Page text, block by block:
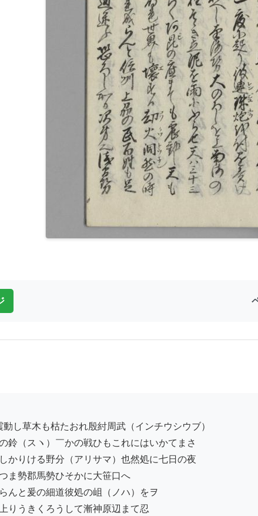
鈴（スヽ）￣かの戦ひもこれにはいかてまさ
かりける野分（アリサマ）也然処に七日の夜
ま勢郡馬勢ひそかに大笹口へ
んと爰の細道彼処の岨（ノハ）をヲ
りうきくろうして漸神原辺まて忍